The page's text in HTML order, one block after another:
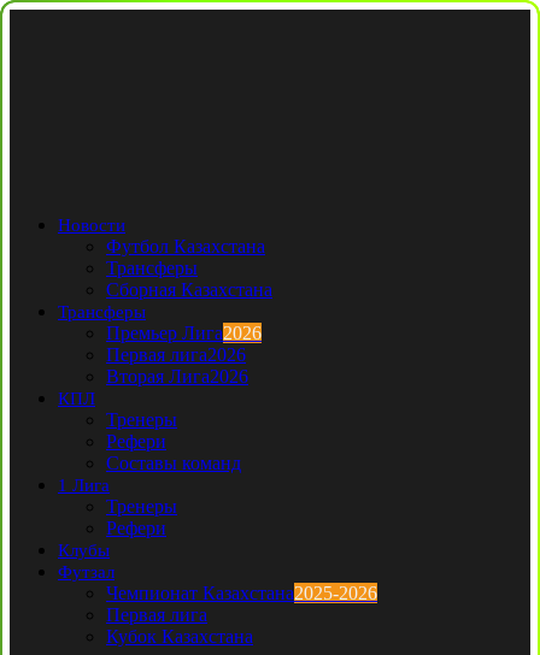
Новости
Футбол Казахстана
Трансферы
Сборная Казахстана
Трансферы
Премьер Лига2026
Первая лига2026
Вторая Лига2026
КПЛ
Тренеры
Рефери
Составы команд
1 Лига
Тренеры
Рефери
Клубы
Футзал
Чемпионат Казахстана2025-2026
Первая лига
Кубок Казахстана